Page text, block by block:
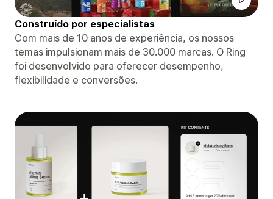
Construído por especialistas
Com mais de 10 anos de experiência, os nossos
temas impulsionam mais de 30.000 marcas. O Ring
foi desenvolvido para oferecer desempenho,
flexibilidade e conversões.